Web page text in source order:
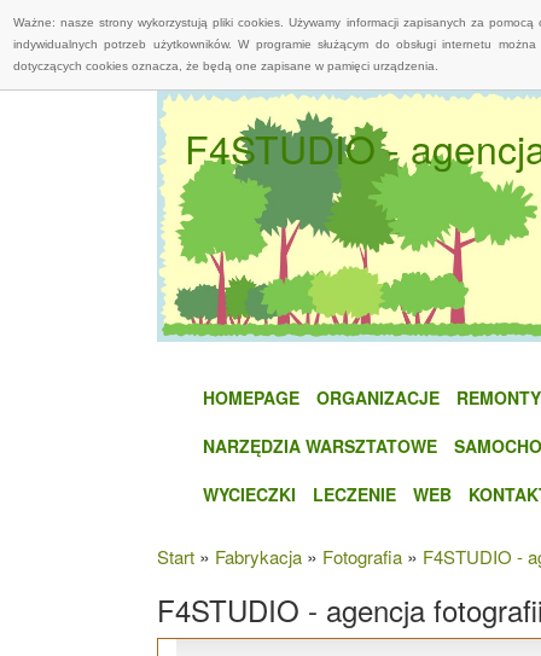
Ważne: nasze strony wykorzystują pliki cookies. Używamy informacji zapisanych za
indywidualnych potrzeb użytkowników. W programie służącym do obsługi internetu
dotyczących cookies oznacza, że będą one zapisane w pamięci urządzenia.
F4STUDIO -
HOMEPAGE ORGANIZACJE
REMONTY
NARZĘDZIA WARSZTATOWE
WYCIECZKI
LECZENIE WEB
Start » Fabrykacja » Fotografia » F4STUDIO -
F4STUDIO - agencja